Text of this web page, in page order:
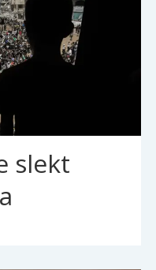
slekt